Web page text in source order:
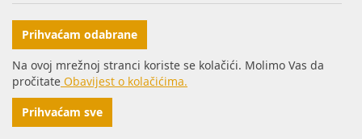
03.07.2024. Planirani radovi na plinskoj mreži - Pakrac
03.07.2024. - 04.07.2024. - Planirani radovi na plinskoj
mreži - Sirač
03.07.2024. Neplanirani radovi na plinskoj mreži - Lozan
Prihvaćam odabrane
Na ovoj mrežnoj stranci koriste se kolačići. Molimo Vas da
pročitate Obavijest o kolačićima.
Prihvaćam sve